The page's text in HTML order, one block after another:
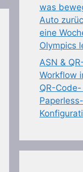
was
Auto
eine
Olympics
ASN &
Workflow
QR-